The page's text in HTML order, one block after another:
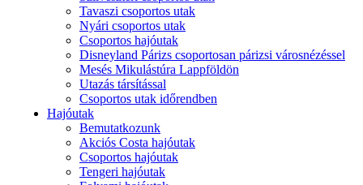
Tavaszi csoportos utak
Nyári csoportos utak
Csoportos hajóutak
Disneyland Párizs csoportosan párizsi városnézéssel
Mesés Mikulástúra Lappföldön
Utazás társítással
Csoportos utak időrendben
Hajóutak
Bemutatkozunk
Akciós Costa hajóutak
Csoportos hajóutak
Tengeri hajóutak